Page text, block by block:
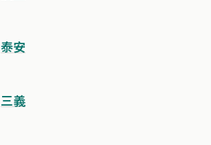
泰安
三義